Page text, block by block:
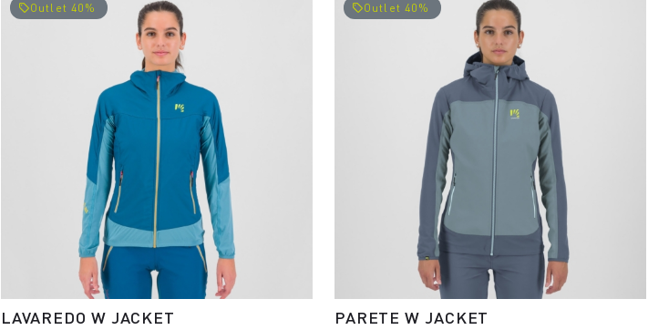
local_offerOutlet 40%
LAVAREDO W JACKET
local_offerOutlet 40%
PARETE W JACKET